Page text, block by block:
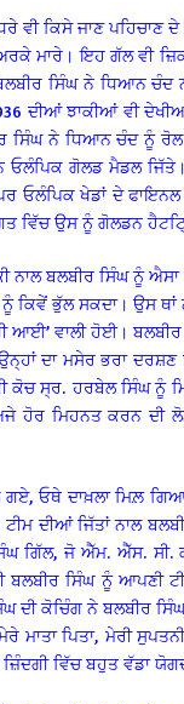
ਵੀ ਕਿਸੇ ਜਾਣ ਪਹਿਚਾਣ
ਮਾਰੇ। ਇਹ ਗੱਲ ਵੀ
ਸਿੰਘ ਨੇ ਧਿਆਨ ਚੰਦ
ਦੀਆਂ ਝਾਕੀਆਂ ਵੀ
ਸਿੰਘ ਨੇ ਧਿਆਨ ਚੰਦ ਨੂੰ
ਗੋਲਡ ਮੈਡਲ
ਓਲੰਪਿਕ ਖੇਡਾਂ ਦੇ
ਉਸ ਨੂੰ ਗੋਲਡਨ
ਨਾਲ ਬਲਬੀਰ ਸਿੰਘ ਨੂੰ
ਭੁੱਲ ਸਕਦਾ। ਉਸ ਥਾਂ
ਵਾਲੀ ਹੋਈ।
ਦਾ ਮਸੇਰ ਭਰਾ
ਕੋਚ ਸ੍ਰ. ਹਰਬੇਲ ਸਿੰਘ ਨੂੰ
ਹੋਰ ਮਿਹਨਤ ਕਰਨ ਦੀ
ਓਥੇ ਦਾਖ਼ਲਾ ਮਿਲ਼
ਦੀਆਂ ਜਿੱਤਾਂ ਨਾਲ
ਗਿੱਲ, ਜੋ ਐੱਮ. ਐੱਸ.
ਸਿੰਘ ਨੂੰ ਆਪਣੀ
ਕੋਚਿੰਗ ਨੇ ਬਲਬੀਰ
ਮਾਤਾ ਪਿਤਾ, ਮੇਰੀ
ਵਿੱਚ ਬਹੁਤ ਵੱਡਾ